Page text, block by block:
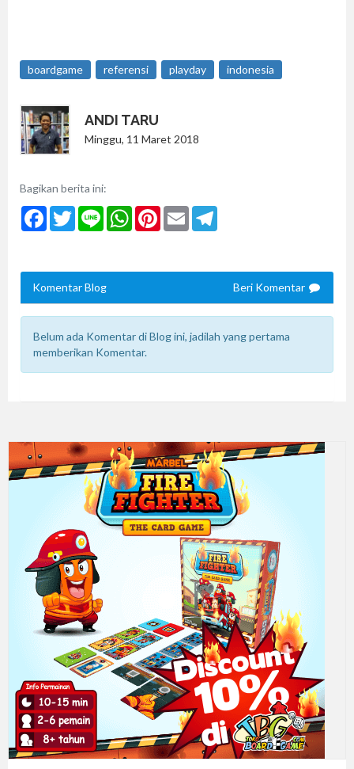
boardgame referensi playday indonesia
ANDI TARU
Minggu, 11 Maret 2018
Bagikan berita ini:
FacebookTwitterLine WhatsAppPinterest
Email
Komentar Blog Beri Komentar
Belum ada Komentar di Blog ini, jadilah yang pertama
memberikan Komentar.